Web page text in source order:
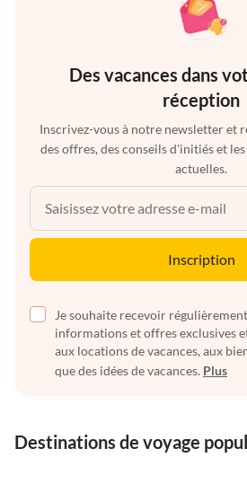
Des vacances dans
réception
Inscrivez-vous à notre newsletter et
des offres, des conseils d'initiés et
actuelles.
Inscription
Je souhaite recevoir
informations et offres exclusives
aux locations de vacances, aux
que des idées de vacances. Plus
Destinations de voyage